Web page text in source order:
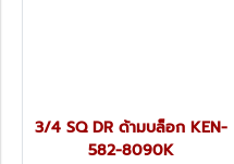
3/4 SQ DR ด้ามบล็อก KEN-
582-8090K